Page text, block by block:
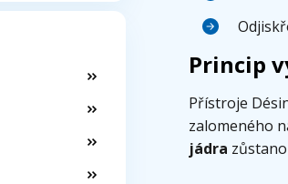
Princip
Přístroje
zalomeného
jádra